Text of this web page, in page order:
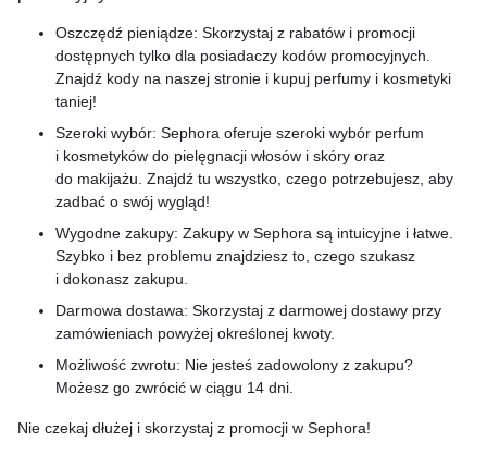
Oszczędź pieniądze: Skorzystaj z rabatów i promocji
dostępnych tylko dla posiadaczy kodów promocyjnych.
Znajdź kody na naszej stronie i kupuj perfumy i kosmetyki
taniej!
Szeroki wybór: Sephora oferuje szeroki wybór perfum
i kosmetyków do pielęgnacji włosów i skóry oraz
do makijażu. Znajdź tu wszystko, czego potrzebujesz, aby
zadbać o swój wygląd!
Wygodne zakupy: Zakupy w Sephora są intuicyjne i łatwe.
Szybko i bez problemu znajdziesz to, czego szukasz
i dokonasz zakupu.
Darmowa dostawa: Skorzystaj z darmowej dostawy przy
zamówieniach powyżej określonej kwoty.
Możliwość zwrotu: Nie jesteś zadowolony z zakupu?
Możesz go zwrócić w ciągu 14 dni.
Nie czekaj dłużej i skorzystaj z promocji w Sephora!